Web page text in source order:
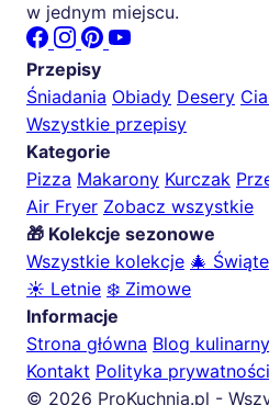
w jednym miejscu.
Przepisy
Śniadania Obiady Desery
Wszystkie przepisy
Kategorie
Pizza Makarony Kurczak
Air Fryer Zobacz wszystkie
🎁 Kolekcje sezonowe
Wszystkie kolekcje 🎄
☀️ Letnie ❄️ Zimowe
Informacje
Strona główna Blog kulinarny
Kontakt Polityka prywatności
© 2026 ProKuchnia.pl -